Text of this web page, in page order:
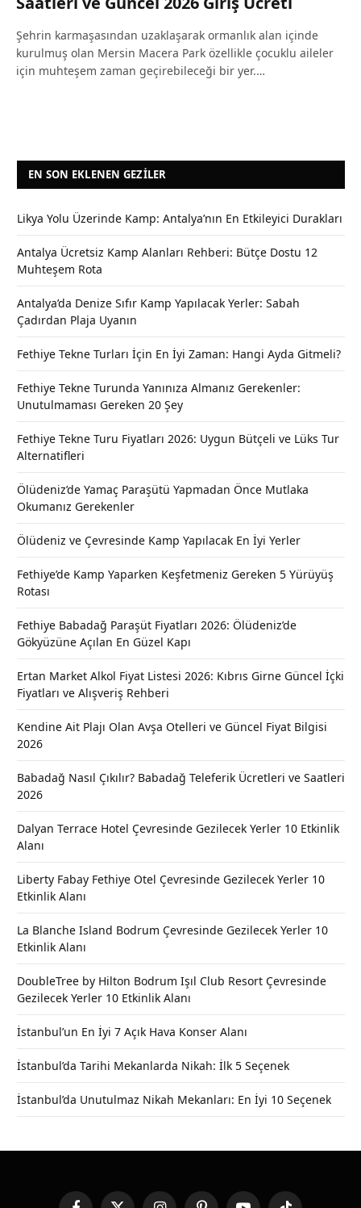
Şehrin karmaşasından uzaklaşarak ormanlık alan içinde
kurulmuş olan Mersin Macera Park özellikle çocuklu aileler
için muhteşem zaman geçirebileceği bir yer.…
EN SON EKLENEN GEZILER
Likya Yolu Üzerinde Kamp: Antalya’nın En Etkileyici Durakları
Antalya Ücretsiz Kamp Alanları Rehberi: Bütçe Dostu 12
Muhteşem Rota
Antalya’da Denize Sıfır Kamp Yapılacak Yerler: Sabah
Çadırdan Plaja Uyanın
Fethiye Tekne Turları İçin En İyi Zaman: Hangi Ayda Gitmeli?
Fethiye Tekne Turunda Yanınıza Almanız Gerekenler:
Unutulmaması Gereken 20 Şey
Fethiye Tekne Turu Fiyatları 2026: Uygun Bütçeli ve Lüks Tur
Alternatifleri
Ölüdeniz’de Yamaç Paraşütü Yapmadan Önce Mutlaka
Okumanız Gerekenler
Ölüdeniz ve Çevresinde Kamp Yapılacak En İyi Yerler
Fethiye’de Kamp Yaparken Keşfetmeniz Gereken 5 Yürüyüş
Rotası
Fethiye Babadağ Paraşüt Fiyatları 2026: Ölüdeniz’de
Gökyüzüne Açılan En Güzel Kapı
Ertan Market Alkol Fiyat Listesi 2026: Kıbrıs Girne Güncel İçki
Fiyatları ve Alışveriş Rehberi
Kendine Ait Plajı Olan Avşa Otelleri ve Güncel Fiyat Bilgisi
2026
Babadağ Nasıl Çıkılır? Babadağ Teleferik Ücretleri ve Saatleri
2026
Dalyan Terrace Hotel Çevresinde Gezilecek Yerler 10 Etkinlik
Alanı
Liberty Fabay Fethiye Otel Çevresinde Gezilecek Yerler 10
Etkinlik Alanı
La Blanche Island Bodrum Çevresinde Gezilecek Yerler 10
Etkinlik Alanı
DoubleTree by Hilton Bodrum Işıl Club Resort Çevresinde
Gezilecek Yerler 10 Etkinlik Alanı
İstanbul’un En İyi 7 Açık Hava Konser Alanı
İstanbul’da Tarihi Mekanlarda Nikah: İlk 5 Seçenek
İstanbul’da Unutulmaz Nikah Mekanları: En İyi 10 Seçenek